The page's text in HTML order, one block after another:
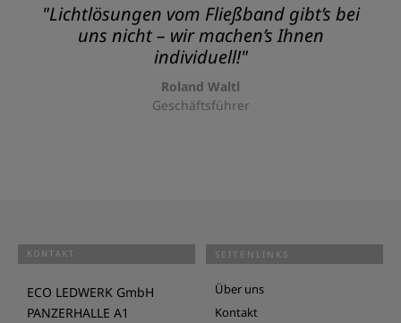
"Lichtlösungen vom Fließband gibt’s bei
uns nicht – wir machen’s Ihnen
individuell!"
Roland Waltl
Geschäftsführer
KONTAKT
ECO LEDWERK GmbH
PANZERHALLE A1
SEITENLINKS
Über uns
Kontakt